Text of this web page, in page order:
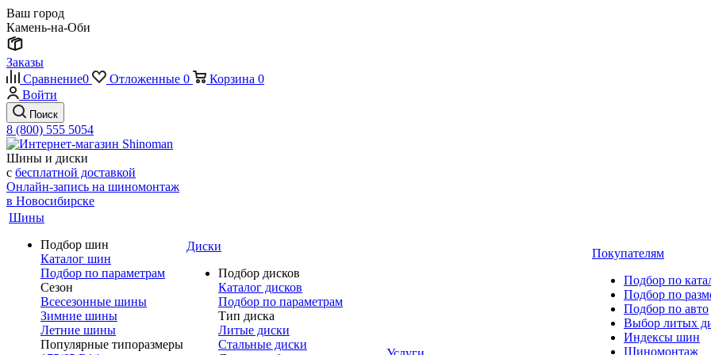
Ваш город
Камень-на-Оби
Заказы
Сравнение0 Отложенные 0 Корзина 0
Войти
Поиск
8 (800) 555 5054
Шины и диски
с бесплатной доставкой
Онлайн-запись на шиномонтаж
в Новосибирске
Шины
Подбор шин
Каталог шин
Подбор по параметрам
Сезон
Всесезонные шины
Зимние шины
Летние шины
Популярные типоразмеры
Диски
Подбор дисков
Каталог дисков
Подбор по параметрам
Тип диска
Литые диски
Стальные диски
Покупателям
Подбор по
Подбор по
Подбор по авто
Выбор литых
Индексы шин
Шиномонтаж